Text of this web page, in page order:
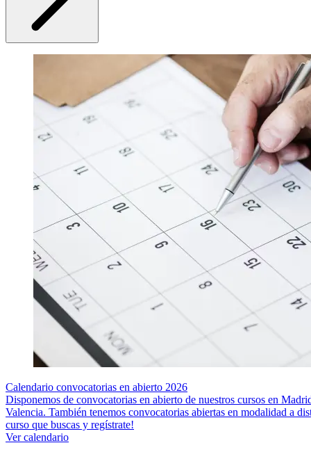
Calendario convocatorias en abierto 2026
Disponemos de convocatorias en abierto de nuestros cursos en
Valencia. También tenemos convocatorias abiertas en modalidad a
curso que buscas y regístrate!
Ver calendario